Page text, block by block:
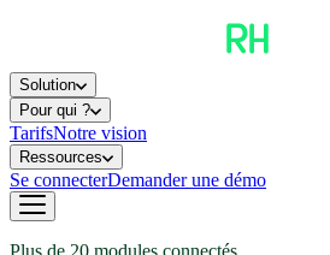
Solution
Pour qui ?
TarifsNotre vision
Ressources
Se connecterDemander une démo
Plus de 20 modules connectés